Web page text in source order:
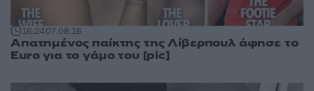
16:2407.08.16
Απατημένος παίκτης της Λίβερπουλ άφησε το
Euro για το γάμο του [pic]